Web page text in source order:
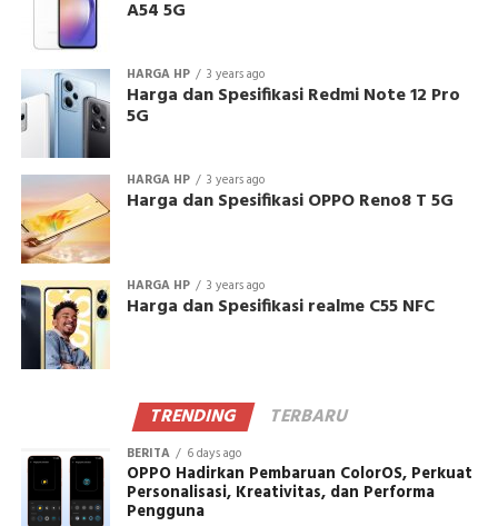
A54 5G
HARGA HP 3 years ago
Harga dan Spesifikasi Redmi Note 12 Pro
5G
HARGA HP 3 years ago
Harga dan Spesifikasi OPPO Reno8 T 5G
HARGA HP 3 years ago
Harga dan Spesifikasi realme C55 NFC
TRENDING TERBARU
BERITA 6 days ago
OPPO Hadirkan Pembaruan ColorOS, Perkuat
Personalisasi, Kreativitas, dan Performa
Pengguna